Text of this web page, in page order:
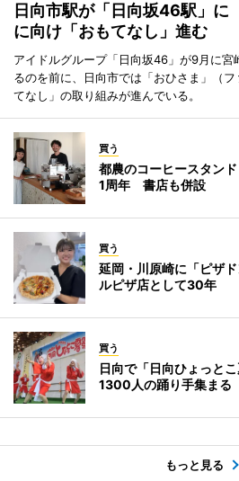
日向市駅が「日向坂46駅」に
に向け「おもてなし」進む
アイドルグループ「日向坂46」が9月に宮
るのを前に、日向市では「おひさま」（
てなし」の取り組みが進んでいる。
買う
都農のコーヒースタン
1周年 書店も併設
買う
延岡・川原崎に「ピザ
ルピザ店として30年
買う
日向で「日向ひょっと
1300人の踊り手集まる
もっと見る